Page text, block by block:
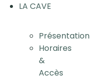
LA CAVE
Présentation
Horaires
&
Accès